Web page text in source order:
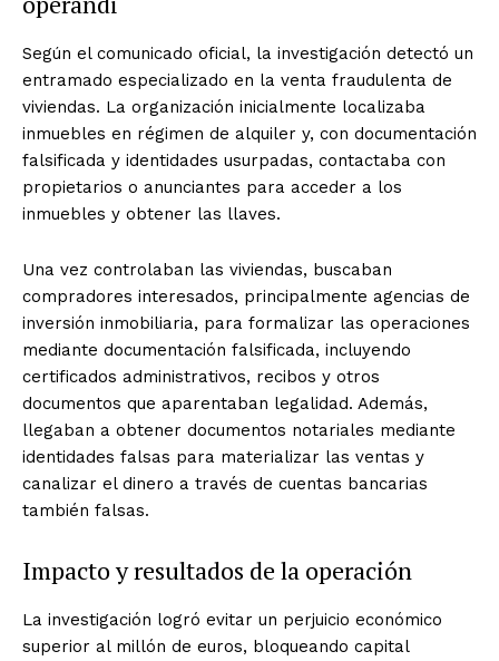
Según el comunicado oficial, la investigación detectó un
entramado especializado en la venta fraudulenta de
viviendas. La organización inicialmente localizaba
inmuebles en régimen de alquiler y, con documentación
falsificada y identidades usurpadas, contactaba con
propietarios o anunciantes para acceder a los
inmuebles y obtener las llaves.
Una vez controlaban las viviendas, buscaban
compradores interesados, principalmente agencias de
inversión inmobiliaria, para formalizar las operaciones
mediante documentación falsificada, incluyendo
certificados administrativos, recibos y otros
documentos que aparentaban legalidad. Además,
llegaban a obtener documentos notariales mediante
identidades falsas para materializar las ventas y
canalizar el dinero a través de cuentas bancarias
también falsas.
Impacto y resultados de la operación
La investigación logró evitar un perjuicio económico
superior al millón de euros, bloqueando capital